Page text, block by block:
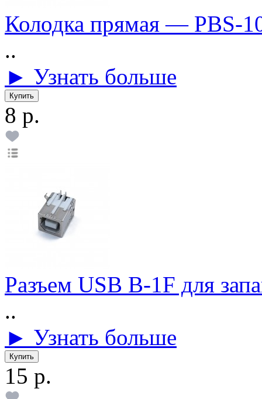
Колодка прямая — PBS-
..
► Узнать больше
8 р.
Разъем USB B-1F для
..
► Узнать больше
15 р.